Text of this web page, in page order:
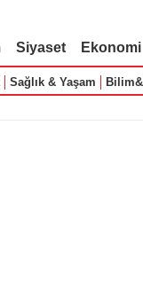
Siyaset Ekonomi
Sağlık & Yaşam